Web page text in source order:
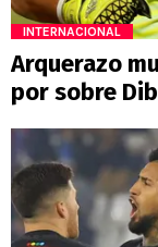
INTERNACIONAL
Arquerazo
por sobre